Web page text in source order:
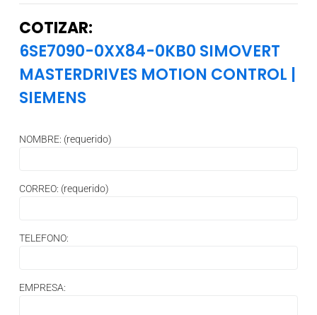
COTIZAR:
6SE7090-0XX84-0KB0 SIMOVERT
MASTERDRIVES MOTION CONTROL |
SIEMENS
NOMBRE: (requerido)
CORREO: (requerido)
TELEFONO:
EMPRESA: